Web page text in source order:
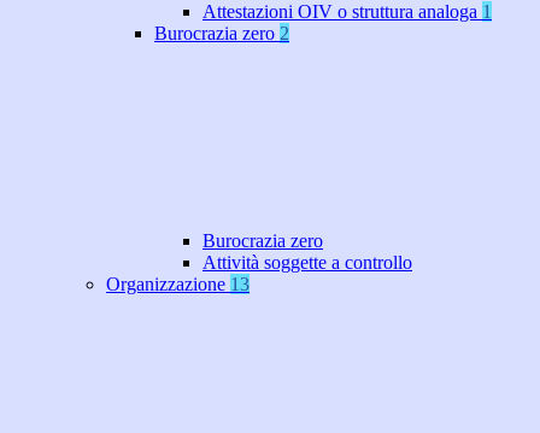
Attestazioni OIV o struttura analoga 1
Burocrazia zero 2
Burocrazia zero
Attività soggette a controllo
Organizzazione 13